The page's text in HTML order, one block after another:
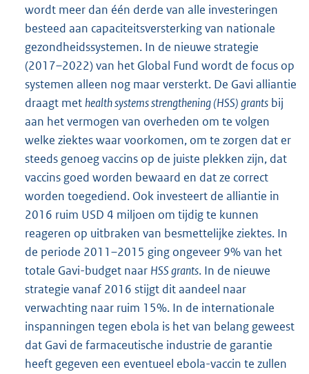
wordt meer dan één derde van alle investeringen
besteed aan capaciteitsversterking van nationale
gezondheidssystemen. In de nieuwe strategie
(2017–2022) van het Global Fund wordt de focus op
systemen alleen nog maar versterkt. De Gavi alliantie
draagt met health systems strengthening (HSS) grants bij
aan het vermogen van overheden om te volgen
welke ziektes waar voorkomen, om te zorgen dat er
steeds genoeg vaccins op de juiste plekken zijn, dat
vaccins goed worden bewaard en dat ze correct
worden toegediend. Ook investeert de alliantie in
2016 ruim USD 4 miljoen om tijdig te kunnen
reageren op uitbraken van besmettelijke ziektes. In
de periode 2011–2015 ging ongeveer 9% van het
totale Gavi-budget naar HSS grants. In de nieuwe
strategie vanaf 2016 stijgt dit aandeel naar
verwachting naar ruim 15%. In de internationale
inspanningen tegen ebola is het van belang geweest
dat Gavi de farmaceutische industrie de garantie
heeft gegeven een eventueel ebola-vaccin te zullen